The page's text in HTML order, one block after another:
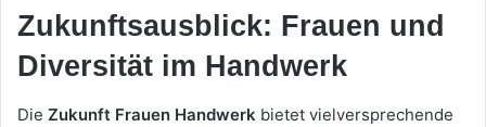
Zukunftsausblick: Frauen und
Diversität im Handwerk
Die Zukunft Frauen Handwerk bietet vielversprechende